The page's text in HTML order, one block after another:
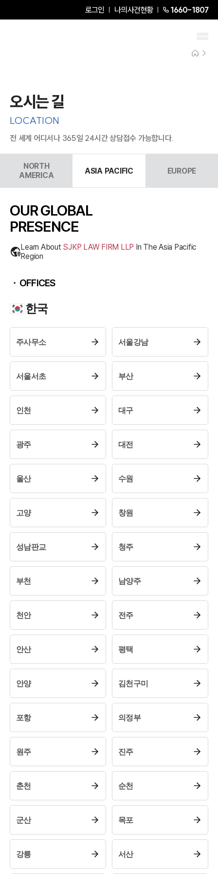
로그인 나의사건현황 1660-1807
그룹소개
대륜의 강점
오시는 길
글로벌 파트너 로펌
고객의 소리
통합검색
AI대륜
오시는 길
LOCATION
전 세계 어디서나 365일 24시간 상담접수 가능합니다.
NORTH
AMERICA
ASIA PACIFIC EUROPE
OUR GLOBAL
PRESENCE
Learn About SJKP LAW FIRM LLP In The Asia Pacific
Region
OFFICES
한국
주사무소 서울강남
서울서초 부산
인천 대구
광주 대전
울산 수원
고양 창원
성남판교 청주
부천 남양주
천안 전주
안산 평택
안양 김천구미
포항 의정부
원주 진주
춘천 순천
군산 목포
강릉 서산